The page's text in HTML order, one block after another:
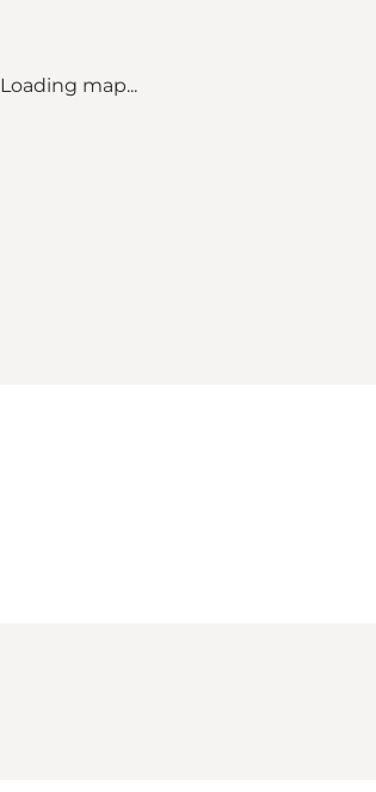
Loading map...